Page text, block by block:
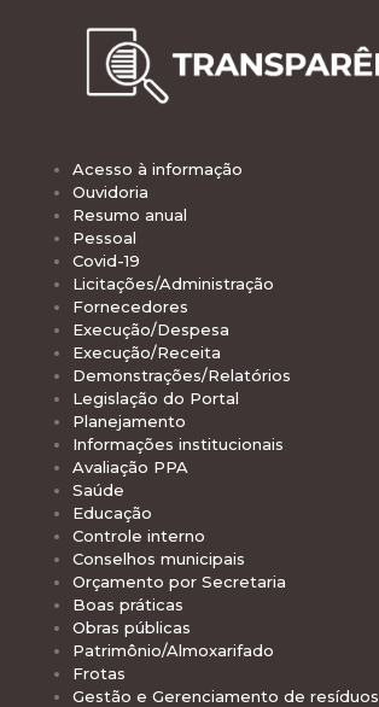
Acesso à informação
Ouvidoria
Resumo anual
Pessoal
Covid-19
Licitações/Administração
Fornecedores
Execução/Despesa
Execução/Receita
Demonstrações/Relatórios
Legislação do Portal
Planejamento
Informações institucionais
Avaliação PPA
Saúde
Educação
Controle interno
Conselhos municipais
Orçamento por Secretaria
Boas práticas
Obras públicas
Patrimônio/Almoxarifado
Frotas
Gestão e Gerenciamento de resíduos